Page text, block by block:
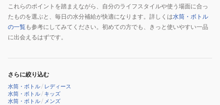
これらのポイントを踏まえながら、自分のライフスタイルや使う場面に合っ
たものを選ぶと、毎日の水分補給が快適になります。詳しくは水筒・ボトル
の一覧も参考にしてみてください。初めての方でも、きっと使いやすい一品
に出会えるはずです。
さらに絞り込む
水筒・ボトル/ レディース
水筒・ボトル/ キッズ
水筒・ボトル/ メンズ